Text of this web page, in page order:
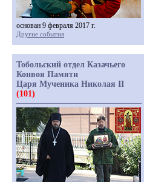
основан 9 февраля 2017 г.
Другие события
Тобольский отдел Казачьего
Конвоя Памяти
Царя Мученика Николая II
(101)